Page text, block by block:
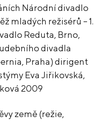
Národní divadlo
mladých režisérů – 1.
Reduta, Brno,
divadla
Praha) dirigent
Eva Jiřikovská,
2009
země (režie,